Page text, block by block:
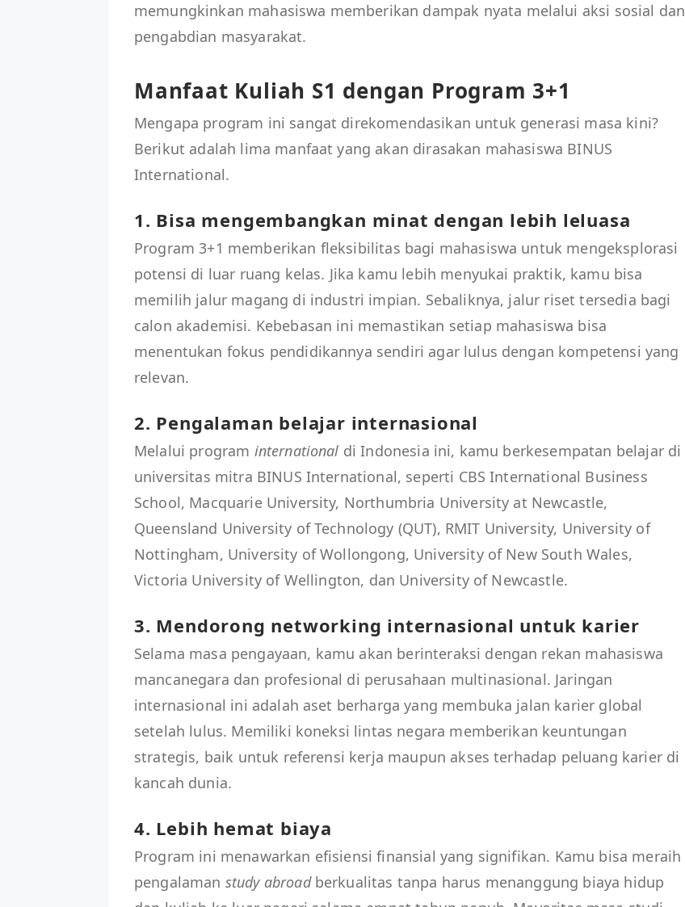
memungkinkan mahasiswa memberikan dampak nyata melalui aksi sosial dan
pengabdian masyarakat.
Manfaat Kuliah S1 dengan Program 3+1
Mengapa program ini sangat direkomendasikan untuk generasi masa kini?
Berikut adalah lima manfaat yang akan dirasakan mahasiswa BINUS
International.
1. Bisa mengembangkan minat dengan lebih leluasa
Program 3+1 memberikan fleksibilitas bagi mahasiswa untuk mengeksplorasi
potensi di luar ruang kelas. Jika kamu lebih menyukai praktik, kamu bisa
memilih jalur magang di industri impian. Sebaliknya, jalur riset tersedia bagi
calon akademisi. Kebebasan ini memastikan setiap mahasiswa bisa
menentukan fokus pendidikannya sendiri agar lulus dengan kompetensi yang
relevan.
2. Pengalaman belajar internasional
Melalui program international di Indonesia ini, kamu berkesempatan belajar di
universitas mitra BINUS International, seperti CBS International Business
School, Macquarie University, Northumbria University at Newcastle,
Queensland University of Technology (QUT), RMIT University, University of
Nottingham, University of Wollongong, University of New South Wales,
Victoria University of Wellington, dan University of Newcastle.
3. Mendorong networking internasional untuk karier
Selama masa pengayaan, kamu akan berinteraksi dengan rekan mahasiswa
mancanegara dan profesional di perusahaan multinasional. Jaringan
internasional ini adalah aset berharga yang membuka jalan karier global
setelah lulus. Memiliki koneksi lintas negara memberikan keuntungan
strategis, baik untuk referensi kerja maupun akses terhadap peluang karier di
kancah dunia.
4. Lebih hemat biaya
Program ini menawarkan efisiensi finansial yang signifikan. Kamu bisa meraih
pengalaman study abroadberkualitas tanpa harus menanggung biaya hidup